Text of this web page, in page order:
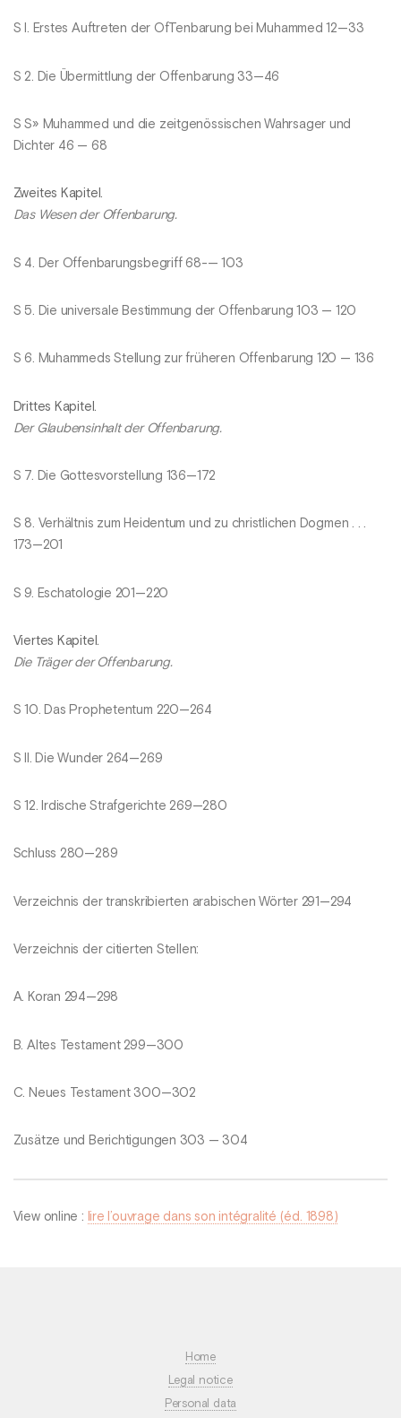
S I. Erstes Auftreten der OfTenbarung bei Muhammed 12—33
S 2. Die Übermittlung der Offenbarung 33—46
S S» Muhammed und die zeitgenössischen Wahrsager und
Dichter 46 — 68
Zweites Kapitel.
Das Wesen der Offenbarung.
S 4. Der Offenbarungsbegriff 68-— 103
S 5. Die universale Bestimmung der Offenbarung 103 — 120
S 6. Muhammeds Stellung zur früheren Offenbarung 120 — 136
Drittes Kapitel.
Der Glaubensinhalt der Offenbarung.
S 7. Die Gottesvorstellung 136—172
S 8. Verhältnis zum Heidentum und zu christlichen Dogmen . . .
173—201
S 9. Eschatologie 201—220
Viertes Kapitel.
Die Träger der Offenbarung.
S 10. Das Prophetentum 220—264
S II. Die Wunder 264—269
S 12. Irdische Strafgerichte 269—280
Schluss 280—289
Verzeichnis der transkribierten arabischen Wörter 291—294
Verzeichnis der citierten Stellen:
A. Koran 294—298
B. Altes Testament 299—300
C. Neues Testament 300—302
Zusätze und Berichtigungen 303 — 304
View online : lire l’ouvrage dans son intégralité (éd. 1898)
Home
Legal notice
Personal data